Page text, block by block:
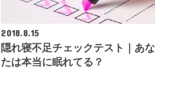
2018.8.15
隠れ寝不足チェックテスト｜あな
たは本当に眠れてる？